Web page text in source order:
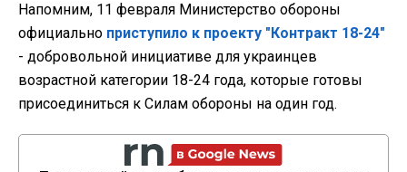
Напомним, 11 февраля Министерство обороны
официально приступило к проекту "Контракт 18-24"
- добровольной инициативе для украинцев
возрастной категории 18-24 года, которые готовы
присоединиться к Силам обороны на один год.